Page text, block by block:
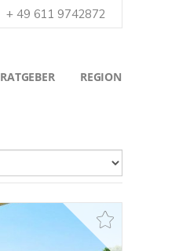
+ 49 611 9742872
RATGEBER REGION